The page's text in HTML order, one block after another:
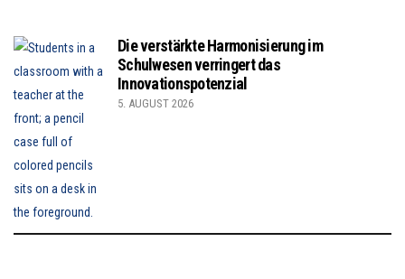
Die verstärkte Harmonisierung im
Schulwesen verringert das
Innovationspotenzial
5. AUGUST 2026